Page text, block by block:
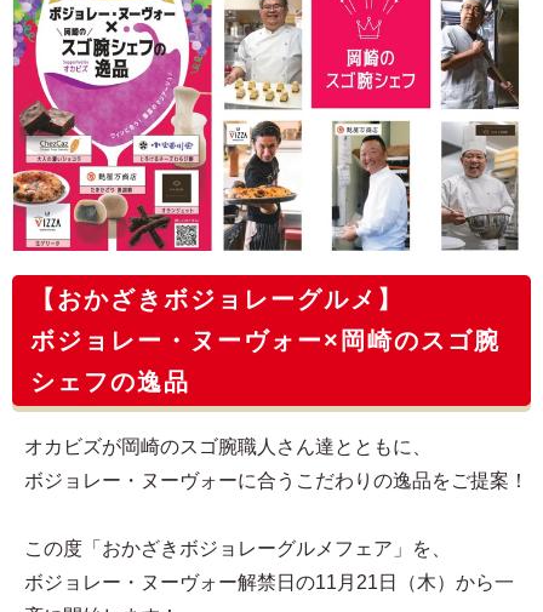
【おかざきボジョレーグルメ】
ボジョレー・ヌーヴォー×岡崎のスゴ腕
シェフの逸品
オカビズが岡崎のスゴ腕職人さん達とともに、
ボジョレー・ヌーヴォーに合うこだわりの逸品をご提案！
この度「おかざきボジョレーグルメフェア」を、
ボジョレー・ヌーヴォー解禁日の11月21日（木）から一